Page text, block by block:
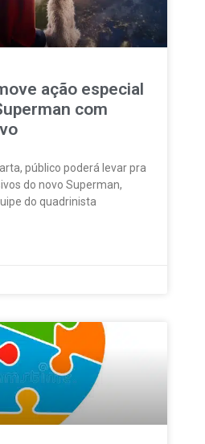
ação especial
com
público poderá levar pra
do novo Superman,
do quadrinista